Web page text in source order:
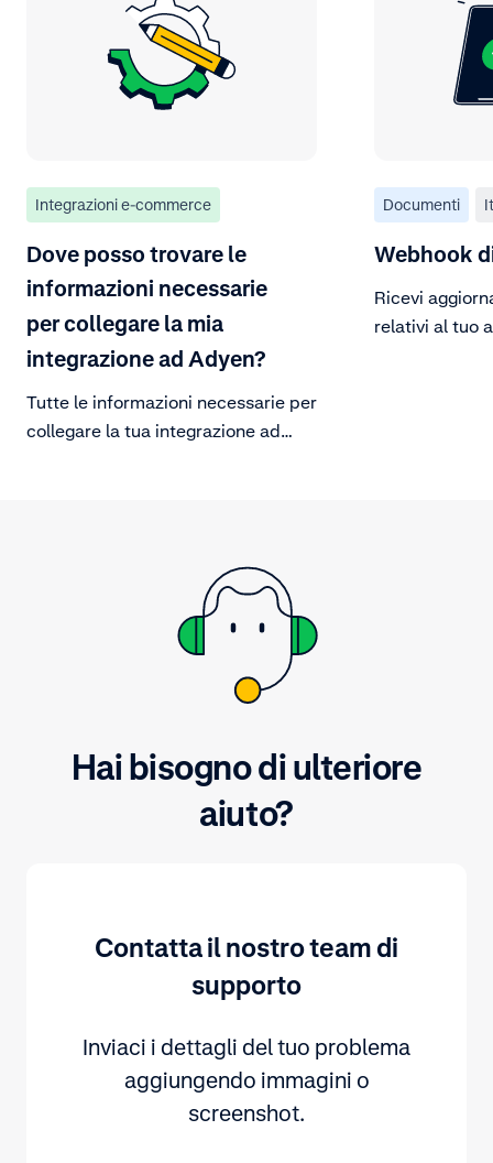
Integrazioni e-commerce
Dove posso trovare le
informazioni necessarie
per collegare la mia
integrazione ad Adyen?
Tutte le informazioni necessarie per
collegare la tua integrazione ad
Documenti
Webhook
Ricevi
relativi al tuo
Hai bisogno di ulteriore
aiuto?
Contatta il nostro team di
supporto
Inviaci i dettagli del tuo problema
aggiungendo immagini o
screenshot.